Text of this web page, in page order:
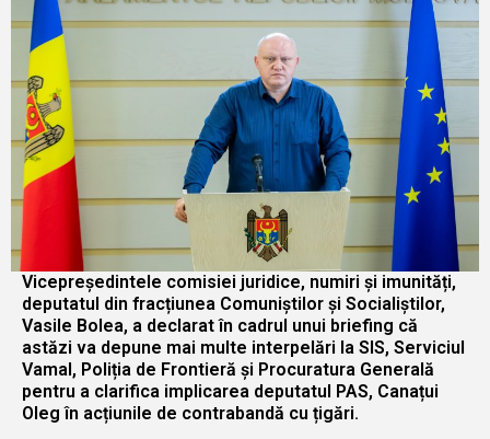
Vicepreședintele comisiei juridice, numiri și imunități,
deputatul din fracțiunea Comuniștilor și Socialiștilor,
Vasile Bolea, a declarat în cadrul unui briefing că
astăzi va depune mai multe interpelări la SIS, Serviciul
Vamal, Poliția de Frontieră și Procuratura Generală
pentru a clarifica implicarea deputatul PAS, Canațui
Oleg în acțiunile de contrabandă cu țigări.